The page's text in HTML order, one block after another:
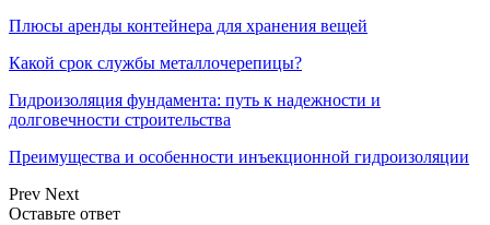
Плюсы аренды контейнера для хранения вещей
Какой срок службы металлочерепицы?
Гидроизоляция фундамента: путь к надежности и
долговечности строительства
Преимущества и особенности инъекционной гидроизоляции
Prev Next
Оставьте ответ